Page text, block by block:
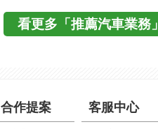
看更多「推薦汽車業務」
合作提案 客服中心